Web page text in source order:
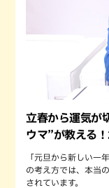
立春から運気が
ウマ”が教える
「元旦から新しい一
の考え方では、本当
されています。